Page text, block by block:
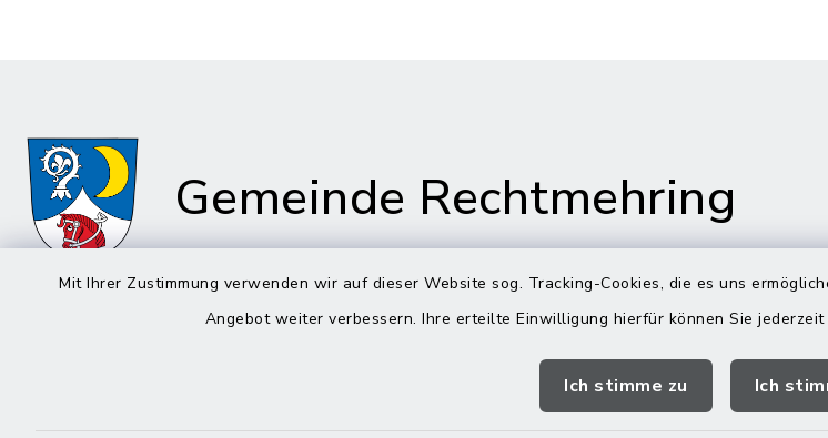
Mit Ihrer Zustimmung verwenden wir auf dieser Website sog. Tracking-Cookies, die es uns
Angebot weiter verbessern. Ihre erteilte Einwilligung hierfür können Sie jederzeit
Ich stimme zu Ich
Gemeinde Rechtmehring